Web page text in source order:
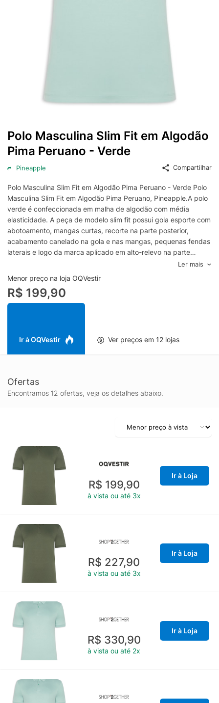
Polo Masculina Slim Fit em Algodão
Pima Peruano - Verde
Pineapple Compartilhar
Polo Masculina Slim Fit em Algodão Pima Peruano - Verde Polo
Masculina Slim Fit em Algodão Pima Peruano, Pineapple.A polo
verde é confeccionada em malha de algodão com média
elasticidade. A peça de modelo slim fit possui gola esporte com
abotoamento, mangas curtas, recorte na parte posterior,
acabamento canelado na gola e nas mangas, pequenas fendas
laterais e logo da marca aplicado em alto-relevo na parte
frontal.Especificações & Cuidados:O algodão pima também é
conhecido como algodão peruano, podendo aparecer com os
dois termos.Lavar à mãoComposição: 100% Algodão PimaCor:
AzulMarca: Pineapple
Ler mais
Menor preço na loja OQVestir
R$ 199,90
Ir à OQVestir Ver preços em 12 lojas
Ofertas
Encontramos 12 ofertas, veja os detalhes abaixo.
R$ 199,90
à vista ou até 3x
Ir à Loja
R$ 227,90
à vista ou até 3x
Ir à Loja
R$ 330,90
à vista ou até 2x
Ir à Loja